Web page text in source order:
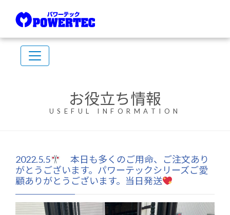
お役立ち情報
USEFUL INFORMATION
2022.5.5
本日も多くのご用命、ご注文あり
がとうございます。パワーテックシリーズご愛
顧ありがとうございます。当日発送